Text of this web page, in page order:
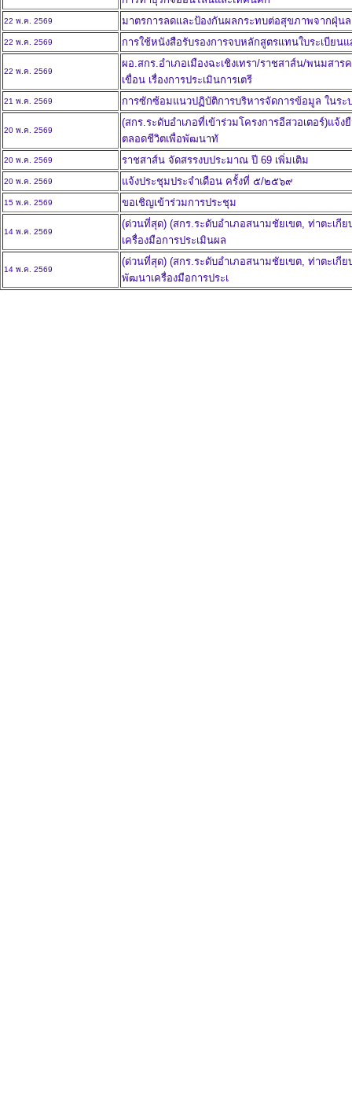
22 พ.ค. 2569 มาตรการลดและป้องกันผลกระทบต่อสุขภาพจากฝุ่นล
22 พ.ค. 2569 การใช้หนังสือรับรองการจบหลักสูตรแทนใบระเบียนแ
22 พ.ค. 2569
ผอ.สกร.อำเภอเมืองฉะเชิงเทรา/ราชสาส์น/พนมสาร
เขื่อน เรื่องการประเมินการเตรี
21 พ.ค. 2569 การซักซ้อมแนวปฏิบัติการบริหารจัดการข้อมูล ในระ
20 พ.ค. 2569
(สกร.ระดับอำเภอที่เข้าร่วมโครงการอีสวอเตอร์)แจ้ง
ตลอดชีวิตเพื่อพัฒนาทั
20 พ.ค. 2569 ราชสาส์น จัดสรรงบประมาณ ปี 69 เพิ่มเติม
20 พ.ค. 2569 แจ้งประชุมประจำเดือน ครั้งที่ ๕/๒๕๖๙
15 พ.ค. 2569 ขอเชิญเข้าร่วมการประชุม
14 พ.ค. 2569
(ด่วนที่สุด) (สกร.ระดับอำเภอสนามชัยเขต, ท่าตะเกี
เครื่องมือการประเมินผล
14 พ.ค. 2569
(ด่วนที่สุด) (สกร.ระดับอำเภอสนามชัยเขต, ท่าตะเกี
พัฒนาเครื่องมือการประเ